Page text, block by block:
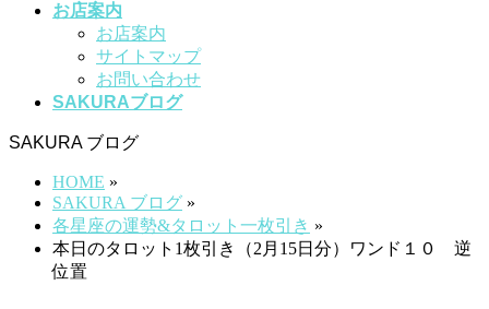
お店案内
お店案内
サイトマップ
お問い合わせ
SAKURAブログ
SAKURA ブログ
HOME »
SAKURA ブログ »
各星座の運勢&タロット一枚引き »
本日のタロット1枚引き（2月15日分）ワンド１０ 逆
位置